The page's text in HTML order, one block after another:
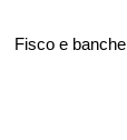
Fisco e banche